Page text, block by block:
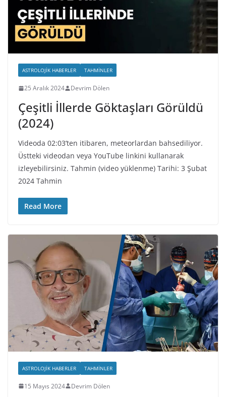
ASTROLOJIK HABERLER TAHMINLER
25 Aralık 2024 Devrim Dölen
Çeşitli İllerde Göktaşları Görüldü
(2024)
Videoda 02:03’ten itibaren, meteorlardan bahsediliyor.
Üstteki videodan veya YouTube linkini kullanarak
izleyebilirsiniz. Tahmin (video yüklenme) Tarihi: 3 Şubat
2024 Tahmin
Read More
ASTROLOJIK HABERLER TAHMINLER
15 Mayıs 2024 Devrim Dölen